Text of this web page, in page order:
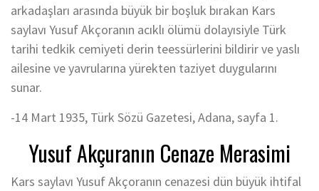
arkadaşları arasında büyük bir boşluk bırakan Kars
saylavı Yusuf Akçoranın acıklı ölümü dolayısiyle Türk
tarihi tedkik cemiyeti derin teessürlerini bildirir ve yaslı
ailesine ve yavrularına yürekten taziyet duygularını
sunar.
-14 Mart 1935, Türk Sözü Gazetesi, Adana, sayfa 1.
Yusuf Akçuranın Cenaze Merasimi
Kars saylavı Yusuf Akçoranın cenazesi dün büyük ihtifal